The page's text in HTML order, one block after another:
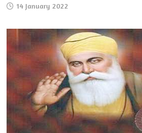
14 January 2022